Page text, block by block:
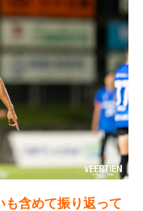
含めて振り返って